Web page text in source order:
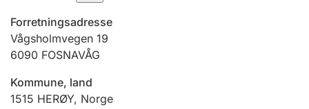
Tinglysing
Jeger
Forretningsadresse
Vågsholmvegen 19
6090 FOSNAVÅG
Kommune, land
1515 HERØY, Norge